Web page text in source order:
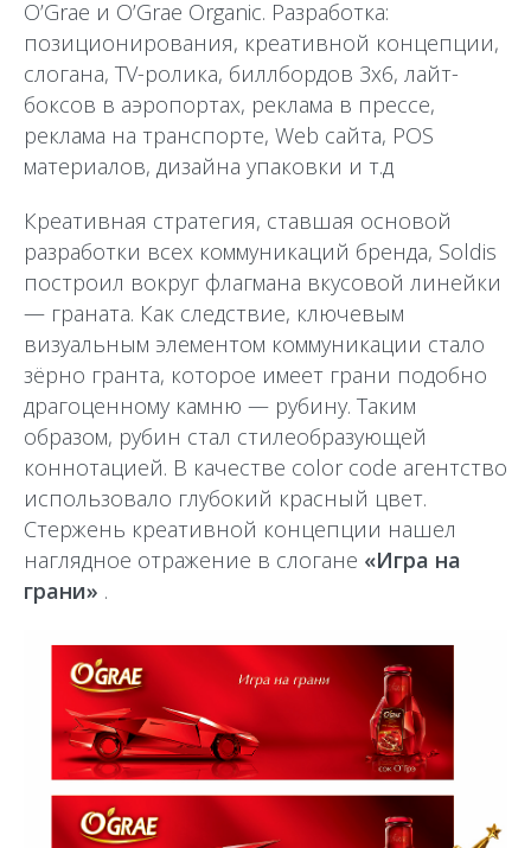
O’Grae и O’Grae Organic. Разработка:
позиционирования, креативной концепции,
слогана, TV-ролика, биллбордов 3х6, лайт-
боксов в аэропортах, реклама в прессе,
реклама на транспорте, Web сайта, POS
материалов, дизайна упаковки и т.д
Креативная стратегия, ставшая основой
разработки всех коммуникаций бренда, Soldis
построил вокруг флагмана вкусовой линейки
— граната. Как следствие, ключевым
визуальным элементом коммуникации стало
зёрно гранта, которое имеет грани подобно
драгоценному камню — рубину. Таким
образом, рубин стал стилеобразующей
коннотацией. В качестве color code агентство
использовало глубокий красный цвет.
Стержень креативной концепции нашел
наглядное отражение в слогане «Игра на
грани» .